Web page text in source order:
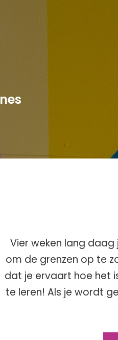
Vier weken lang
om de grenzen op te
dat je ervaart hoe het
te leren! Als je wordt